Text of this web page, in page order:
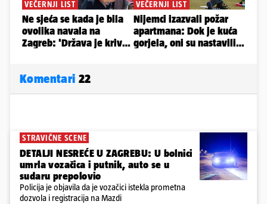
Komentari 22
STRAVIČNE SCENE
DETALJI NESREĆE U ZAGREBU: U bolnici
umrla vozačica i putnik, auto se u
sudaru prepolovio
Policija je objavila da je vozačici istekla prometna
dozvola i registracija na Mazdi